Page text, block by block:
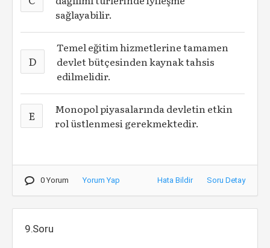
sağlayabilir.
D
Temel eğitim hizmetlerine tamamen
devlet bütçesinden kaynak tahsis
edilmelidir.
E
Monopol piyasalarında devletin etkin
rol üstlenmesi gerekmektedir.
0 Yorum Yorum Yap Hata Bildir Soru Detay
9.Soru